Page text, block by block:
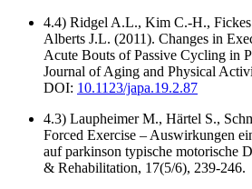
4.4) Ridgel A.L., Kim C.-H.,
Alberts J.L. (2011). Changes in
Acute Bouts of Passive Cycling in
Journal of Aging and Physical
DOI: 10.1123/japa.19.2.87
4.3) Laupheimer M., Härtel S.,
Forced Exercise – Auswirkungen
auf parkinson typische motorische
& Rehabilitation, 17(5/6), 239-246.